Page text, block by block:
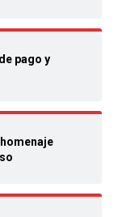
pago y